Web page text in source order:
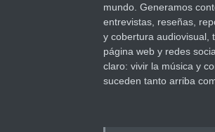
mundo. Generamos
entrevistas, reseñas,
y cobertura audiovisual,
página web y redes
claro: vivir la música y
suceden tanto arriba